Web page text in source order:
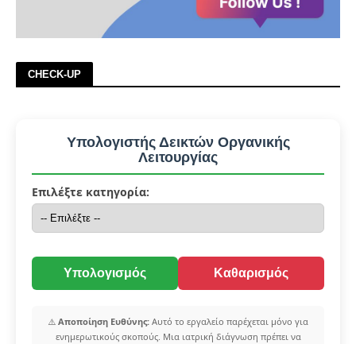
CHECK-UP
Υπολογιστής Δεικτών Οργανικής
Λειτουργίας
Επιλέξτε κατηγορία:
Υπολογισμός Καθαρισμός
⚠️ Αποποίηση Ευθύνης: Αυτό το εργαλείο παρέχεται μόνο για
ενημερωτικούς σκοπούς. Μια ιατρική διάγνωση πρέπει να